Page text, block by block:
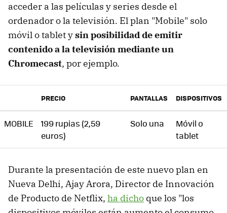
acceder a las películas y series desde el
ordenador o la televisión. El plan "Mobile" solo
móvil o tablet ysin posibilidad de emitir
contenido a la televisión mediante un
Chromecast, por ejemplo.
PRECIO PANTALLAS DISPOSITIVOS
MOBILE
199 rupias (2,59
euros)
Solo una
Móvil o
tablet
Durante la presentación de este nuevo plan en
Nueva Delhi, Ajay Arora, Director de Innovación
de Producto de Netflix, ha dicho que los "los